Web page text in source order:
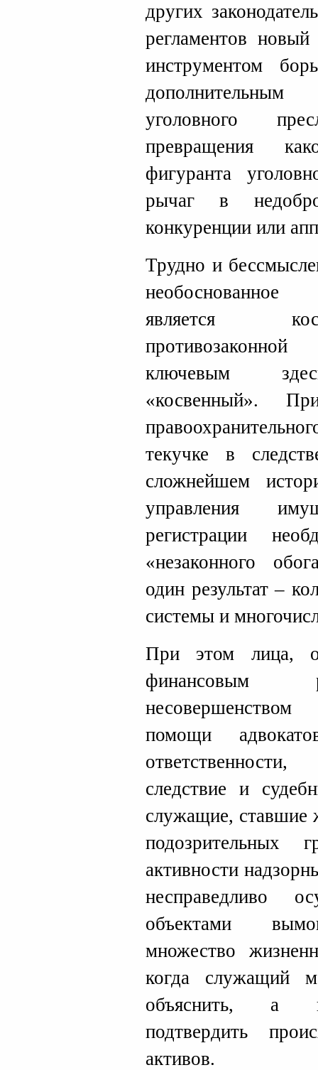
других
регламентов
инструментом
уголовного
превращения
фигуранта
рычаг в
конкуренции или
Трудно и
необоснованное
является
ключевым
«косвенный».
текучке в
сложнейшем
управления
регистрации
«незаконного
один результат –
системы и
При этом лица,
финансовым
помощи
следствие и
служащие, ставшие
подозрительных
активности
несправедливо
объектами
множество
когда служащий
объяснить, а
подтвердить
активов.